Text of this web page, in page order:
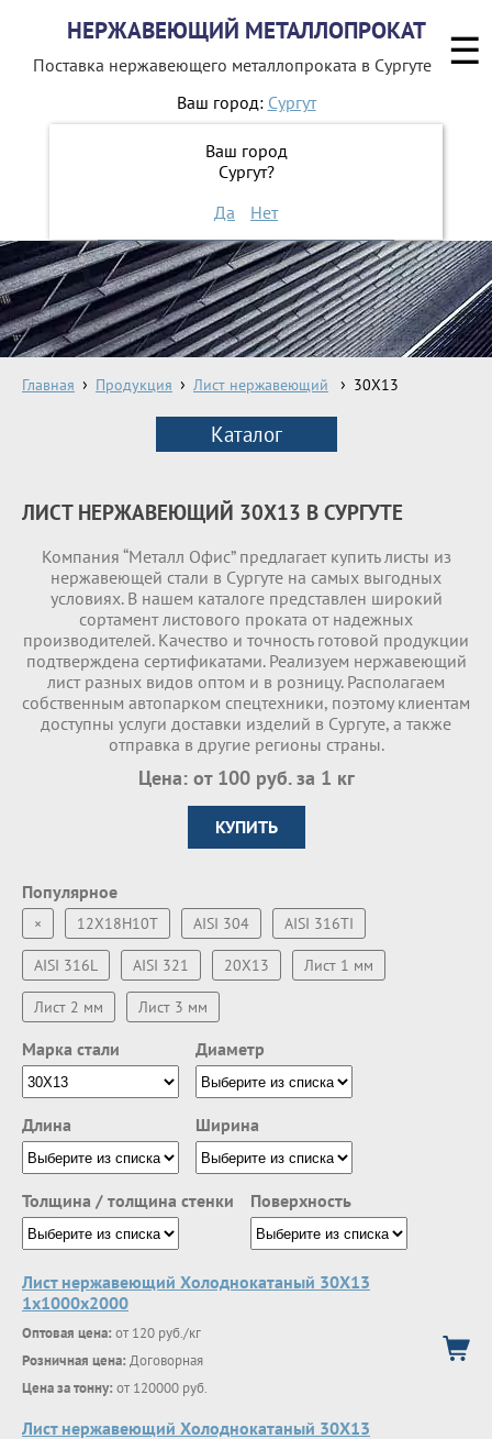
НЕРЖАВЕЮЩИЙ МЕТАЛЛОПРОКАТ
Поставка нержавеющего металлопроката в Сургуте
Ваш город: Сургут
Ваш город
Сургут?
Да
Нет
8 800 551-16-44
ЗАКАЗАТЬ ОБРАТНЫЙ ЗВОНОК
Главная Продукция Лист нержавеющий 30Х13
Каталог
ЛИСТ НЕРЖАВЕЮЩИЙ 30Х13 В СУРГУТЕ
Компания “Металл Офис” предлагает купить листы из
нержавеющей стали в Сургуте на самых выгодных
условиях. В нашем каталоге представлен широкий
сортамент листового проката от надежных
производителей. Качество и точность готовой продукции
подтверждена сертификатами. Реализуем нержавеющий
лист разных видов оптом и в розницу. Располагаем
собственным автопарком спецтехники, поэтому клиентам
доступны услуги доставки изделий в Сургуте, а также
отправка в другие регионы страны.
Цена: от 100 руб. за 1 кг
КУПИТЬ
Популярное
× 12Х18Н10Т AISI 304 AISI 316TI
AISI 316L AISI 321 20Х13 Лист 1 мм
Лист 2 мм Лист 3 мм
Марка стали Диаметр
Длина Ширина
Толщина / толщина стенки Поверхность
Лист нержавеющий Холоднокатаный 30Х13
1х1000х2000
Оптовая цена: от 120 руб./кг
Розничная цена: Договорная
Цена за тонну: от 120000 руб.
Лист нержавеющий Холоднокатаный 30Х13
☰